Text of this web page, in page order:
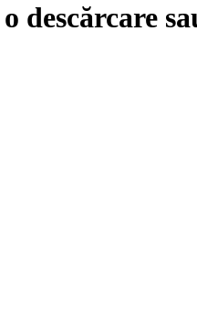
descărcare